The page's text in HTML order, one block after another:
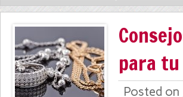
para
Posted on